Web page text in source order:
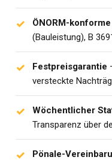
ÖNORM-
(Bauleistung), B
Festpreisgarantie
versteckte
Wöchentlicher
Transparenz über
Pönale-